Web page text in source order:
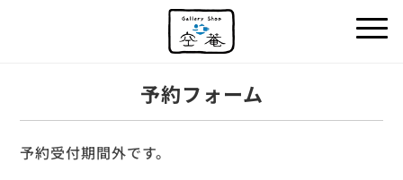
予約フォーム
予約受付期間外です。